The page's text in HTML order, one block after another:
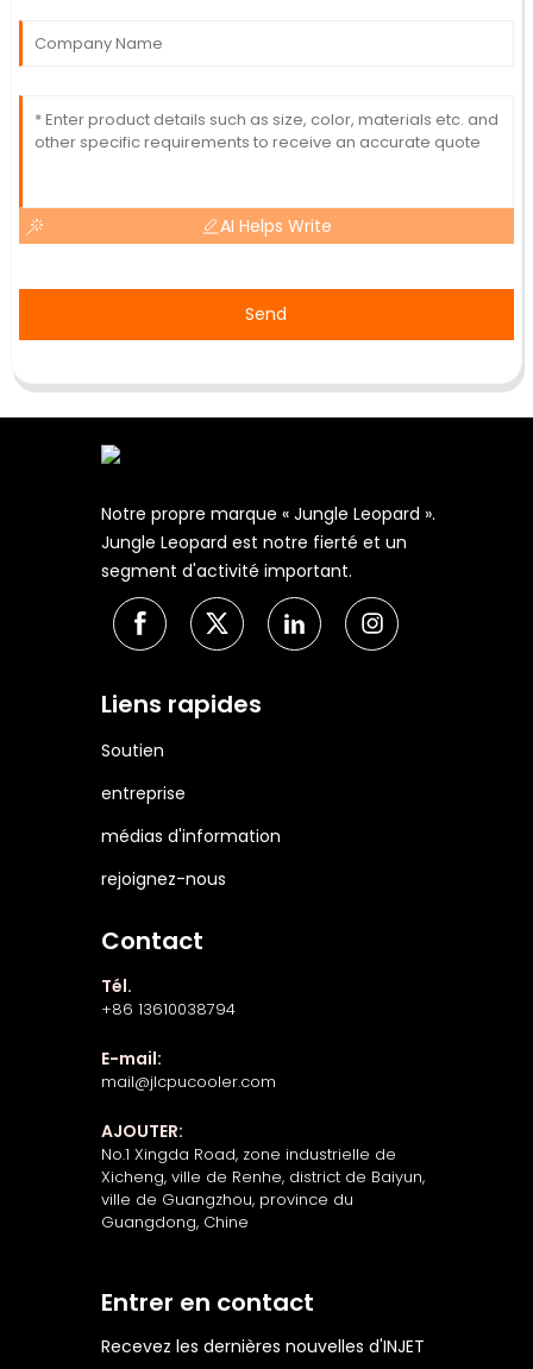
AI Helps Write
Send
Notre propre marque « Jungle Leopard ».
Jungle Leopard est notre fierté et un
segment d'activité important.
Liens rapides
Soutien
entreprise
médias d'information
rejoignez-nous
Contact
Tél.
+86 13610038794
E-mail:
mail@jlcpucooler.com
AJOUTER:
No.1 Xingda Road, zone industrielle de
Xicheng, ville de Renhe, district de Baiyun,
ville de Guangzhou, province du
Guangdong, Chine
Entrer en contact
Recevez les dernières nouvelles d'INJET